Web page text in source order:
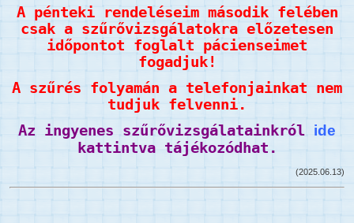
A pénteki rendeléseim második felében
csak a szűrővizsgálatokra előzetesen
időpontot foglalt pácienseimet
fogadjuk!
A szűrés folyamán a telefonjainkat nem
tudjuk felvenni.
Az ingyenes szűrővizsgálatainkról ide
kattintva tájékozódhat.
(2025.06.13)